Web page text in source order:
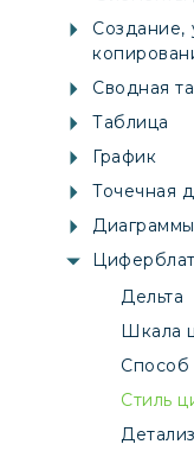
Создание,
Сводная
Таблица
График
Точечная
Диаграммы
Дельта
Шкала
Способ
Стиль